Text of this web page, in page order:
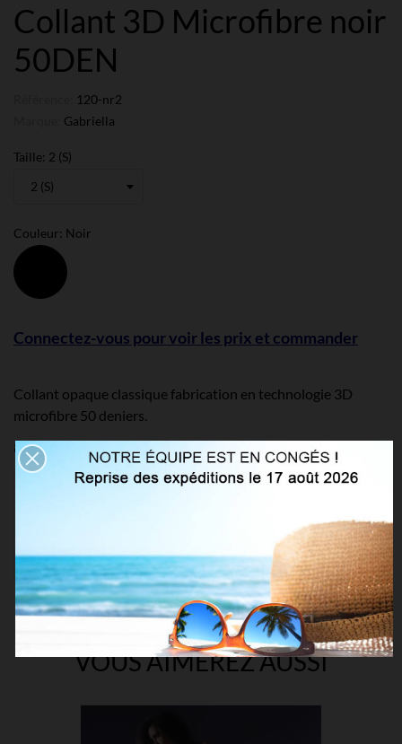
Collant 3D Microfibre noir
50DEN
120-nr2
Gabriella
Taille: 2 (S)
Couleur: Noir
Connectez-vous pour voir les prix et commander
Collant opaque classique fabrication en technologie 3D
microfibre 50 deniers.
85% Polyamide, 15% Elasthanne
Détails du produit
VOUS AIMEREZ AUSSI